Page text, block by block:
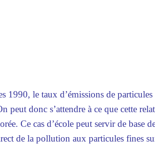
1990, le taux d’émissions de
peut donc s’attendre à ce que cette
Ce cas d’école peut servir de base
de la pollution aux particules fines